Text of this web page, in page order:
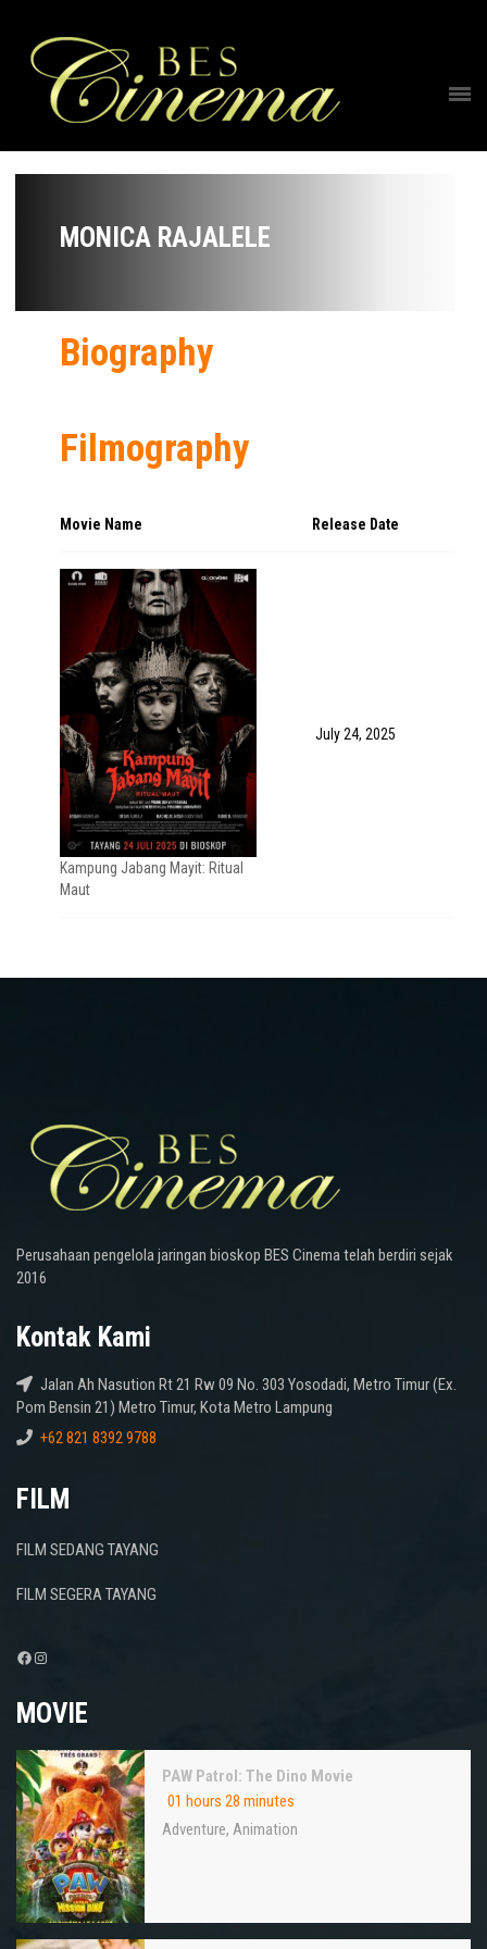
MONICA RAJALELE
Biography
Filmography
Movie Name Release Date
Kampung Jabang Mayit: Ritual
Maut
July 24, 2025
Perusahaan pengelola jaringan bioskop BES Cinema telah berdiri sejak
2016
Kontak Kami
Jalan Ah Nasution Rt 21 Rw 09 No. 303 Yosodadi, Metro Timur (Ex.
Pom Bensin 21) Metro Timur, Kota Metro Lampung
+62 821 8392 9788
FILM
FILM SEDANG TAYANG
FILM SEGERA TAYANG
Facebook
Instagram
MOVIE
PAW Patrol: The Dino Movie
01 hours 28 minutes
Adventure, Animation